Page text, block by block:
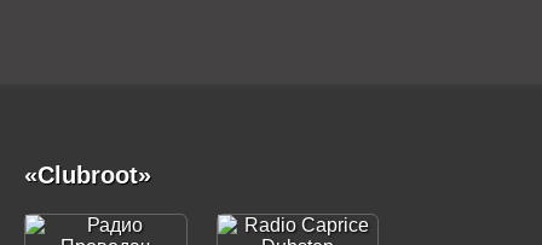
«Clubroot»